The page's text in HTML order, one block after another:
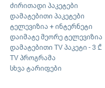
ძირითადი პაკეტები
დამატებითი პაკეტები
ტელევიზია + ინტერნეტი
დაიმატე მეორე ტელევიზია
დამატებითი TV პაკეტი - 3 ₾
TV პროგრამა
სხვა ტარიფები